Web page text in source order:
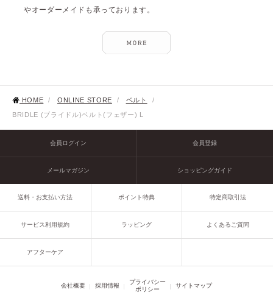
やオーダーメイドも承っております。
HOME / ONLINE STORE / ベルト
/
BRIDLE (ブライドル)ベルト(フェザー) L
会員ログイン 会員登録
メールマガジン ショッピングガイド
送料・お支払い方法 ポイント特典 特定商取引法
サービス利用規約 ラッピング よくあるご質問
アフターケア
会社概要 採用情報
プライバシー
ポリシー
サイトマップ